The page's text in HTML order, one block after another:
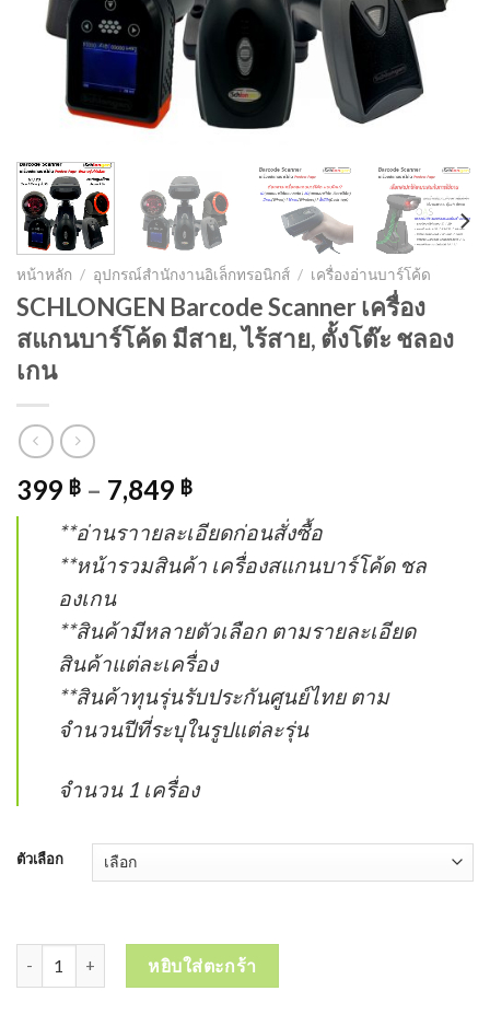
หน้าหลัก / อุปกรณ์สำนักงานอิเล็กทรอนิกส์ / เครื่องอ่านบาร์โค้ด
SCHLONGEN Barcode Scanner เครื่อง
สแกนบาร์โค้ด มีสาย, ไร้สาย, ตั้งโต๊ะ ชลอง
เกน
399 ฿ – 7,849 ฿
**อ่านราายละเอียดก่อนสั่งซื้อ
**หน้ารวมสินค้า เครื่องสแกนบาร์โค้ด ชล
องเกน
**สินค้ามีหลายตัวเลือก ตามรายละเอียด
สินค้าแต่ละเครื่อง
**สินค้าทุนรุ่นรับประกันศูนย์ไทย ตาม
จำนวนปีที่ระบุในรูปแต่ละรุ่น
จำนวน 1 เครื่อง
ตัวเลือก
จำนวน SCHLONGEN Barcode Scanner เครื่องสแกนบาร์โค้ด มีสาย,
หยิบใส่ตะกร้า